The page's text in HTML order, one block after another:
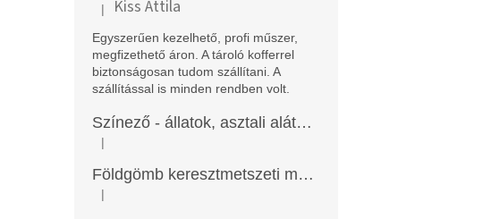
A termék értékelése 5-ből 5 csillag.
| Kiss Attila
Egyszerűen kezelhető, profi műszer,
megfizethető áron. A tároló kofferrel
biztonságosan tudom szállítani. A
szállítással is minden rendben volt.
Színező - állatok, asztali alátét, Funny Mat
A termék értékelése 5-ből 5 csillag.
|
Földgömb keresztmetszeti modell
A termék értékelése 5-ből 5 csillag.
|